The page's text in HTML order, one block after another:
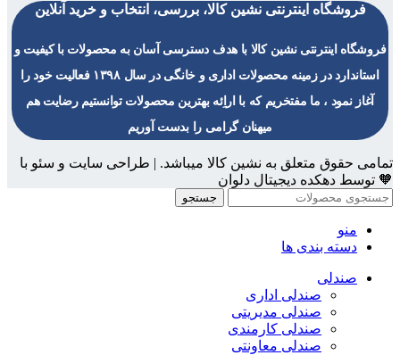
فروشگاه اینترنتی نشین کالا، بررسی، انتخاب و خرید آنلاین
فروشگاه اینترنتی نشین کالا با هدف دسترسی آسان به محصولات با کیفیت و
استاندارد در زمینه محصولات اداری و خانگی در سال ۱۳۹۸ فعالیت خود را
آغاز نمود ، ما مفتخریم که با اراِئه بهترین محصولات توانستیم رضایت هم
میهنان گرامی را بدست آوریم
تمامی حقوق متعلق به نشین کالا میباشد. | طراحی سایت و سئو با
🧡 توسط دهکده دیجیتال دلوان
جستجو
منو
دسته بندی ها
صندلی
صندلی اداری
صندلی مدیریتی
صندلی کارمندی
صندلی معاونتی